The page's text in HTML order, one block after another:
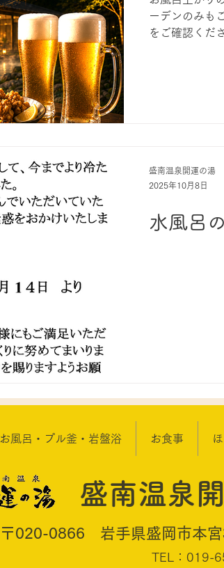
ーデンのみも
をご確認くだ
水風呂
盛南温泉開運の湯
2025年10月8日
お風呂・プル釜・岩盤浴 お食事
盛南温泉
〒020-0866 岩手県盛岡市本宮
TEL：019-